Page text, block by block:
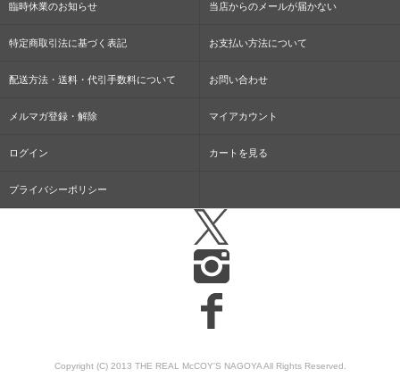
臨時休業のお知らせ 当店からのメールが届かない
特定商取引法に基づく表記 お支払い方法について
配送方法・送料・代引手数料について お問い合わせ
メルマガ登録・解除 マイアカウント
ログイン カートを見る
プライバシーポリシー
Copyright (C) 2013 THE REAL McCOY'S NAGOYA All Rights Reserved.